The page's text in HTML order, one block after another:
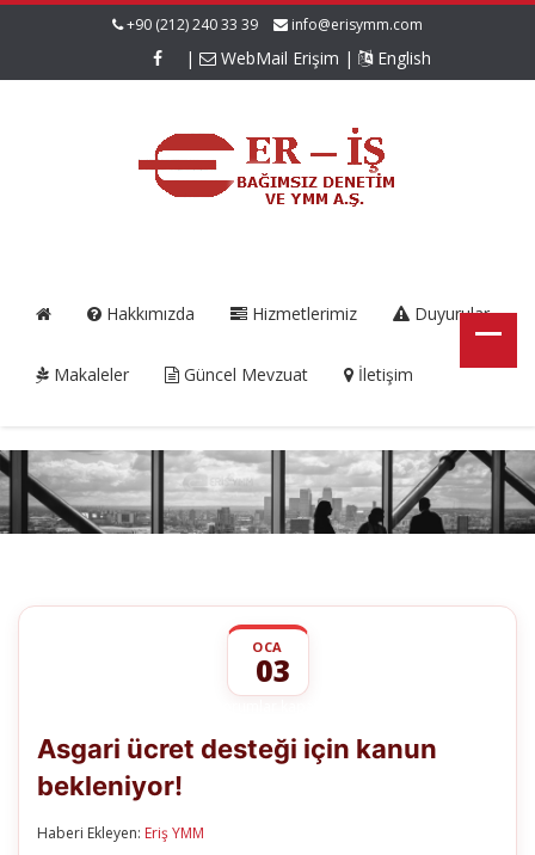
+90 (212) 240 33 39 info@erisymm.com
| WebMail Erişim | English
Hakkımızda Hizmetlerimiz Duyurular
Makaleler Güncel Mevzuat İletişim
OCA
03
desteği
için
Asgari ücret desteği için kanun
bekleniyor!
Haberi Ekleyen: Eriş YMM